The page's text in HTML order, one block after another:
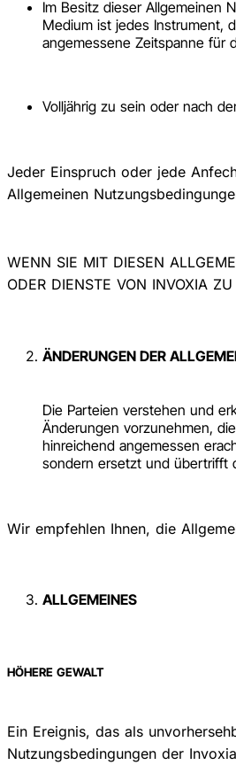
Im Besitz dieser Allgemeinen
Medium ist jedes Instrument,
angemessene Zeitspanne für
Volljährig zu sein oder nach
Jeder Einspruch oder jede
Allgemeinen
WENN SIE MIT DIESEN
ODER DIENSTE VON INVOXIA
ÄNDERUNGEN DER
Die Parteien verstehen und
Änderungen vorzunehmen,
hinreichend angemessen
sondern ersetzt und übertrifft
Wir empfehlen Ihnen, die
ALLGEMEINES
HÖHERE GEWALT
Ein Ereignis, das als
Nutzungsbedingungen der